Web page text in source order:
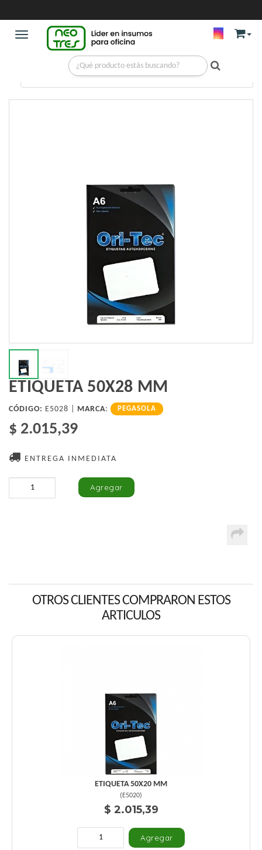
Toggle navigation
ETIQUETAS / ETIQUETA 50X28 MM
ETIQUETA 50X28 MM
CÓDIGO: E5028 | MARCA: PEGASOLA
$ 2.015,39
ENTREGA INMEDIATA
OTROS CLIENTES COMPRARON ESTOS
ARTICULOS
ETIQUETA 50X20 MM
( E5020)
$ 2.015,39